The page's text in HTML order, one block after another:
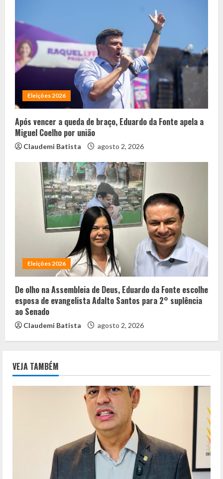
Eleições 2026
Após vencer a queda de braço, Eduardo da Fonte apela a
Miguel Coelho por união
Claudemi Batista agosto 2, 2026
Eleições 2026
De olho na Assembleia de Deus, Eduardo da Fonte escolhe
esposa de evangelista Adalto Santos para 2° suplência
ao Senado
Claudemi Batista agosto 2, 2026
VEJA TAMBÉM